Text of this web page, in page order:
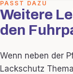
PASST DAZU
Weitere
den
Wenn neben der
Lackschutz